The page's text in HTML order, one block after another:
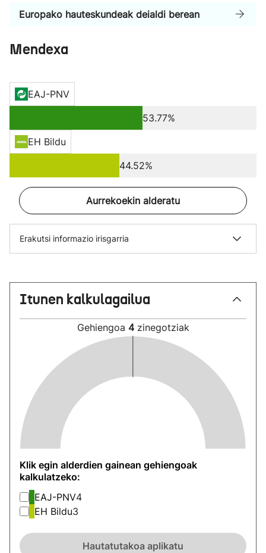
Europako hauteskundeak deialdi berean
Mendexa
EAJ-PNV
53.77%
EH Bildu
44.52%
Aurrekoekin alderatu
Erakutsi informazio irisgarria
Itunen kalkulagailua
Gehiengoa 4 zinegotziak
Klik egin alderdien gainean gehiengoak
kalkulatzeko:
EAJ-PNV4
EH Bildu3
Hautatutakoa aplikatu